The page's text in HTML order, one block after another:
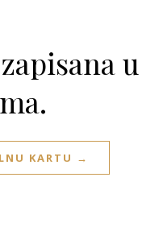
u
KARTU →